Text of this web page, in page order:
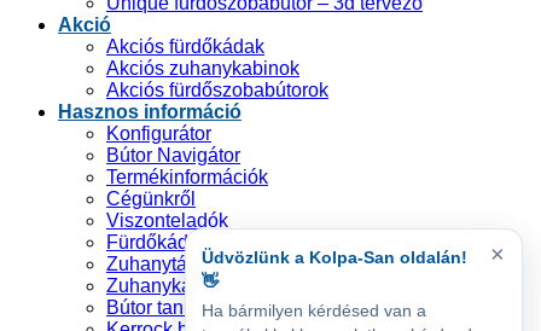
Akció
Akciós fürdőkádak
Akciós zuhanykabinok
Akciós fürdőszobabútorok
Hasznos információ
Konfigurátor
Bútor Navigátor
Termékinformációk
Cégünkről
Viszonteladók
Fürdőkádak tanusítvány
Zuhanytálca tanusítvány
Zuhanykabin tanusítvány
Bútor tanusítvány
×
Üdvözlünk a Kolpa-San oldalán!
👋
Ha bármilyen kérdésed van a